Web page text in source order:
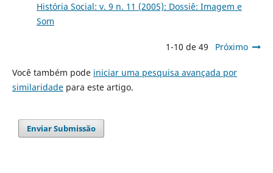
História Social: v. 9 n. 11 (2005): Dossiê: Imagem e
Som
1-10 de 49 Próximo
Você também pode iniciar uma pesquisa avançada por
similaridadepara este artigo.
Enviar Submissão